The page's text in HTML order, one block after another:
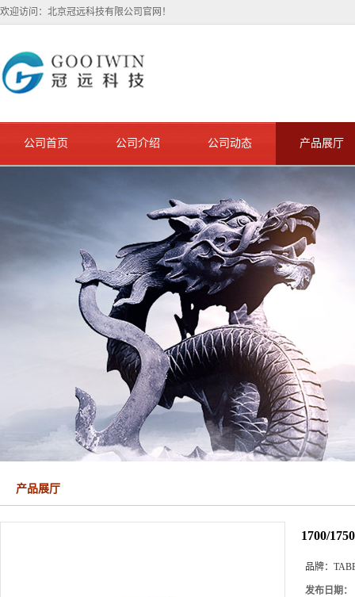
欢迎访问：北京冠远科技有限公司官网！
公司首页 公司介绍 公司动态 产品展厅
产品展厅
1700/
品牌：
发布日期：